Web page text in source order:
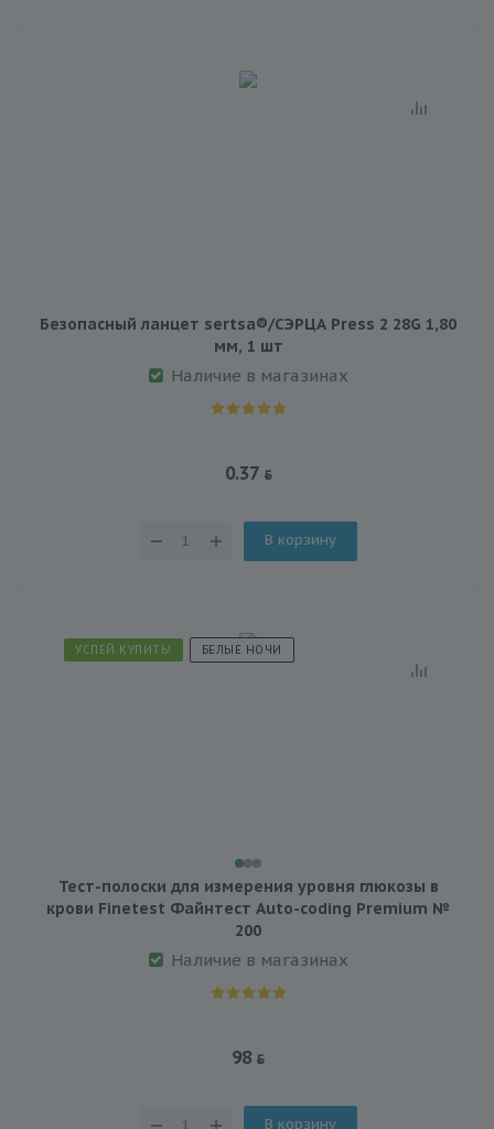
Безопасный ланцет sertsa®/СЭРЦА Press 2 28G 1,80
мм, 1 шт
Наличие в магазинах
0.37
В корзину
УСПЕЙ КУПИТЬ! БЕЛЫЕ НОЧИ
Тест-полоски для измерения уровня глюкозы в
крови Finetest Файнтест Auto-coding Premium №
200
Наличие в магазинах
98
В корзину